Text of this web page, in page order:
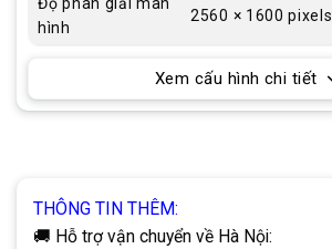
THÔNG TIN THÊM:
🚚 Hỗ trợ vận chuyển về Hà Nội:
Độ phân giải màn
hình
2560 × 1600 pixels
Xem cấu hình chi tiết